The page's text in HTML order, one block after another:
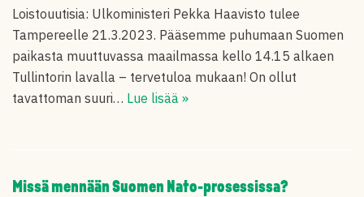
Loistouutisia: Ulkoministeri Pekka Haavisto tulee
Tampereelle 21.3.2023. Pääsemme puhumaan Suomen
paikasta muuttuvassa maailmassa kello 14.15 alkaen
Tullintorin lavalla – tervetuloa mukaan! On ollut
tavattoman suuri… Lue lisää »
Missä mennään Suomen Nato-prosessissa?